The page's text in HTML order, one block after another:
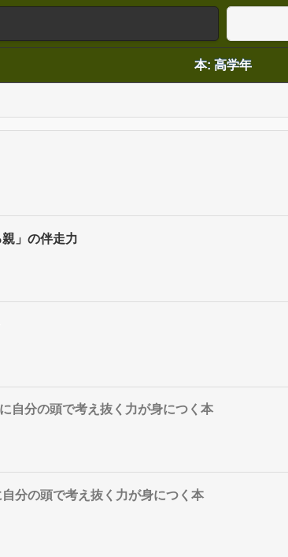
本: 高学年
」の伴走力
自分の頭で考え抜く力が身につく本
分の頭で考え抜く力が身につく本